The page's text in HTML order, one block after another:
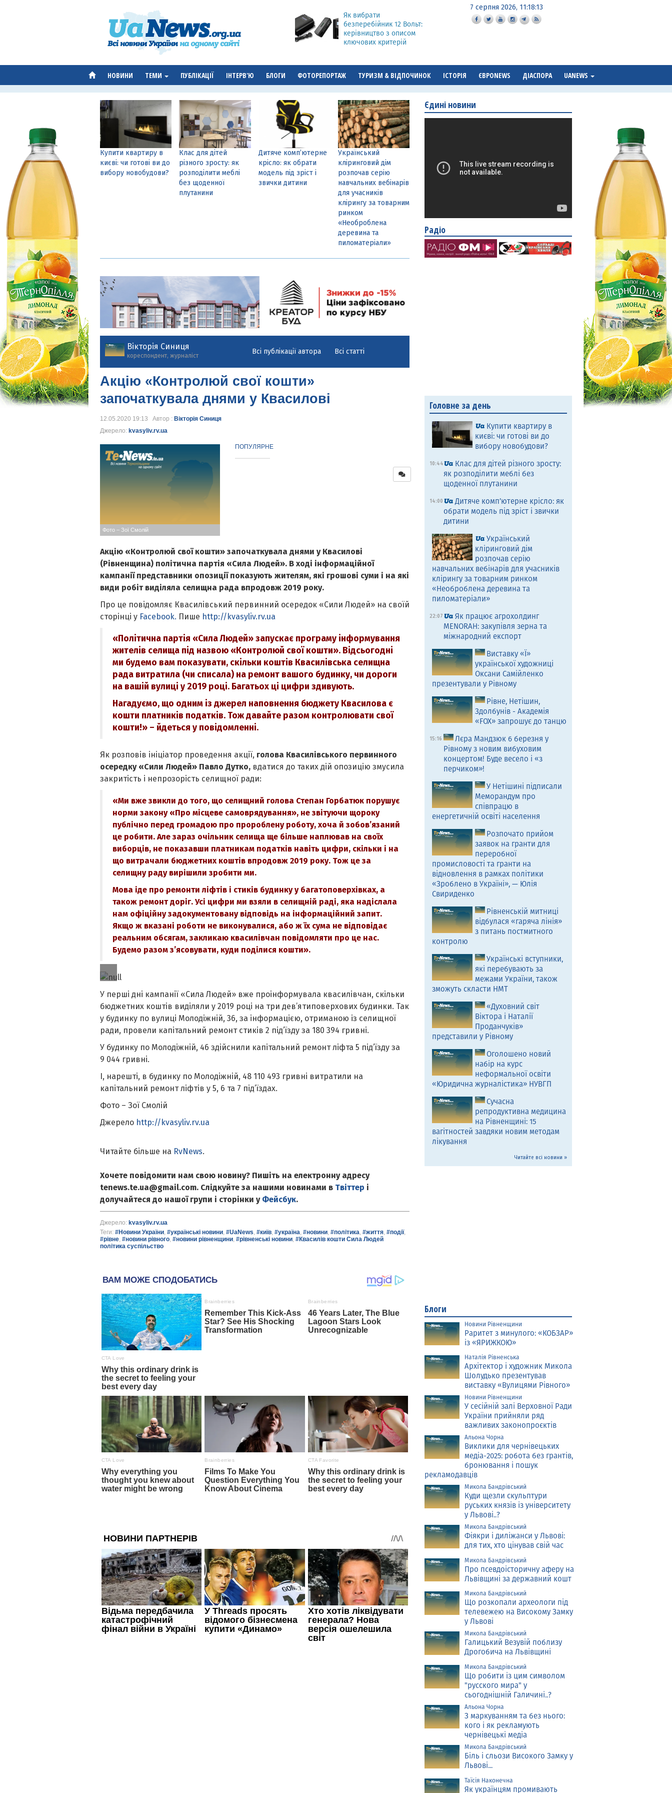
Як вибрати
безперебійник 12 Вольт:
керівництво з описом
ключових критерій
7 серпня 2026, 11:18:15
НОВИНИ ТЕМИ ПУБЛІКАЦІЇ ІНТЕРВ'Ю БЛОГИ ФОТОРЕПОРТАЖ ТУРИЗМ & ВІДПОЧИНОК ІСТОРІЯ ЄВРОNEWS ДІАСПОРА UANEWS
Купити квартиру в
києві: чи готові ви до
вибору новобудови?
Клас для дітей
різного зросту: як
розподілити меблі
без щоденної
плутанини
Дитяче комп’ютерне
крісло: як обрати
модель під зріст і
звички дитини
Український
кліринговий дім
розпочав серію
навчальних вебінарів
для учасників
клірингу за товарним
ринком
«Необроблена
деревина та
пиломатеріали»
Вікторія Синиця
кореспондент, журналіст Всі публікації автора Всі статті
Акцію «Контролюй свої кошти»
започаткувала днями у Квасилові
12.05.2020 19:13 Автор : Вікторія Синиця
Джерело: kvasyliv.rv.ua
Фото – Зої Смолій
ПОПУЛЯРНЕ
Акцію «Контролюй свої кошти» започаткувала днями у Квасилові
(Рівненщина) політична партія «Сила Людей». В ході інформаційної
кампанії представники опозиції показують жителям, які грошові суми і на які
види робіт виділяла селищна рада впродовж 2019 року.
Про це повідомляє Квасилівський первинний осередок «Сили Людей» на своїй
сторінці у Facebook. Пише http://kvasyliv.rv.ua
«Політична партія «Сила Людей» запускає програму інформування
жителів селища під назвою «Контролюй свої кошти». Відсьогодні
ми будемо вам показувати, скільки коштів Квасилівська селищна
рада витратила (чи списала) на ремонт вашого будинку, чи дороги
на вашій вулиці у 2019 році. Багатьох ці цифри здивують.
Нагадуємо, що одним із джерел наповнення бюджету Квасилова є
кошти платників податків. Тож давайте разом контролювати свої
кошти!» – йдеться у повідомленні.
Як розповів ініціатор проведення акції, голова Квасилівського первинного
осередку «Сили Людей» Павло Дутко, вдатися до таких дій опозицію змусила
закритість і непрозорість селищної ради:
«Ми вже звикли до того, що селищний голова Степан Горбатюк порушує
норми закону «Про місцеве самоврядування», не звітуючи щороку
публічно перед громадою про пророблену роботу, хоча й зобов’язаний
це робити. Але зараз очільник селища ще більше наплював на своїх
виборців, не показавши платникам податків навіть цифри, скільки і на
що витрачали бюджетних коштів впродовж 2019 року. Тож це за
селищну раду вирішили зробити ми.
Мова іде про ремонти ліфтів і стиків будинку у багатоповерхівках, а
також ремонт доріг. Усі цифри ми взяли в селищній раді, яка надіслала
нам офіційну задокументовану відповідь на інформаційний запит.
Якщо ж вказані роботи не виконувалися, або ж їх сума не відповідає
реальним обсягам, закликаю квасилівчан повідомляти про це нас.
Будемо разом з’ясовувати, куди поділися кошти».
У перші дні кампанії «Сила Людей» вже проінформувала квасилівчан, скільки
бюджетних коштів виділяли у 2019 році на три дев’ятиповерхових будинки. Так
у будинку по вулиці Молодіжній, 36, за інформацією, отриманою із селищної
ради, провели капітальний ремонт стиків 2 під’їзду за 180 394 гривні.
У будинку по Молодіжній, 46 здійснили капітальний ремонт ліфта 5 під’їзду за
9 044 гривні.
І, нарешті, в будинку по Молодіжній, 48 110 493 гривні витратили на
капітальний ремонт ліфтів у 5, 6 та 7 під’їздах.
Фото – Зої Смолій
Джерело http://kvasyliv.rv.ua
Читайте більше на RvNews.
Хочете повідомити нам свою новину? Пишіть на електронну адресу
tenews.te.ua@gmail.com. Слідкуйте за нашими новинами в Твіттер і
долучайтеся до нашої групи і сторінки у Фейсбук.
Джерело: kvasyliv.rv.ua
Теги: #Новини України, #українські новини, #UaNews, #київ, #україна, #новини, #політика, #життя, #події,
#рівне, #новини рівного, #новини рівненщини, #рівненські новини, #Квасилів кошти Сила Людей
політика суспільство
Єдині новини
Радіо
Головне за день
Купити квартиру в
києві: чи готові ви до
вибору новобудови?
10:44
Клас для дітей різного зросту:
як розподілити меблі без
щоденної плутанини
14:00
Дитяче комп’ютерне крісло: як
обрати модель під зріст і звички
дитини
Український
кліринговий дім
розпочав серію
навчальних вебінарів для учасників
клірингу за товарним ринком
«Необроблена деревина та
пиломатеріали»
22:07
Як працює агрохолдинг
MENORAH: закупівля зерна та
міжнародний експорт
Виставку «Ї»
української художниці
Оксани Самійленко
презентували у Рівному
Рівне, Нетішин,
Здолбунів - Академія
«FOX» запрошує до танцю
15:16
Лєра Мандзюк 6 березня у
Рівному з новим вибуховим
концертом! Буде весело і «з
перчиком»!
У Нетішині підписали
Меморандум про
співпрацю в
енергетичній освіті населення
Розпочато прийом
заявок на гранти для
переробної
промисловості та гранти на
відновлення в рамках політики
«Зроблено в Україні», — Юлія
Свириденко
Рівненській митниці
відбулася «гаряча лінія»
з питань постмитного
контролю
Українські вступники,
які перебувають за
межами України, також
зможуть скласти НМТ
«Духовний світ
Віктора і Наталії
Проданчуків»
представили у Рівному
Оголошено новий
набір на курс
неформальної освіти
«Юридична журналістика» НУВГП
Сучасна
репродуктивна медицина
на Рівненщині: 15
вагітностей завдяки новим методам
лікування
Читайте всі новини »
Блоги
Новини Рівненщини
Раритет з минулого: «КОБЗАР»
із «ЯРИЖКОЮ»
Наталія Рівненська
Архітектор і художник Микола
Шолудько презентував
виставку «Вулицями Рівного»
Новини Рівненщини
У сесійній залі Верховної Ради
України прийняли ряд
важливих законопроєктів
Альона Чорна
Виклики для чернівецьких
медіа-2025: робота без грантів,
бронювання і пошук
рекламодавців
Микола Бандрівський
Куди щезли скульптури
руських князів із університету
у Львові..?
Микола Бандрівський
Фіякри і диліжанси у Львові:
для тих, хто цінував свій час
Микола Бандрівський
Про псевдоісторичну аферу на
Львівщині за державний кошт
Микола Бандрівський
Що розкопали археологи під
телевежею на Високому Замку
у Львові
Микола Бандрівський
Галицький Везувій поблизу
Дрогобича на Львівщині
Микола Бандрівський
Що робити із цим символом
"русского мира" у
сьогоднішній Галичині..?
Альона Чорна
З маркуванням та без нього:
кого і як рекламують
чернівецькі медіа
Микола Бандрівський
Біль і сльози Високого Замку у
Львові...
Таїсія Наконечна
Як українцям промивають